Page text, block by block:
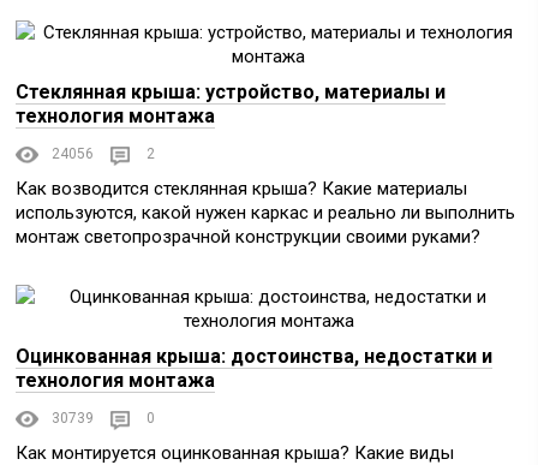
Стеклянная крыша: устройство, материалы и
технология монтажа
24056 2
Как возводится стеклянная крыша? Какие материалы
используются, какой нужен каркас и реально ли выполнить
монтаж светопрозрачной конструкции своими руками?
Оцинкованная крыша: достоинства, недостатки и
технология монтажа
30739 0
Как монтируется оцинкованная крыша? Какие виды